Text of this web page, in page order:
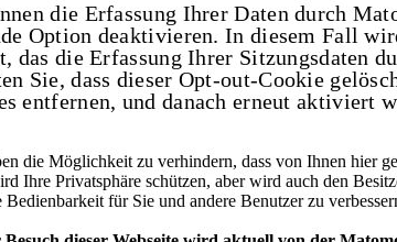
die Erfassung Ihrer Daten durch
Option deaktivieren. In diesem Fall
das die Erfassung Ihrer Sitzungsdaten
Sie, dass dieser Opt-out-Cookie
entfernen, und danach erneut aktiviert